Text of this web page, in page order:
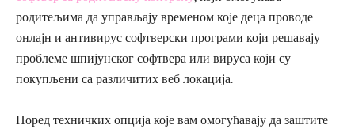
родитељима да управљају временом које деца проводе
онлајн и антивирус софтверски програми који решавају
проблеме шпијунског софтвера или вируса који су
покупљени са различитих веб локација.
Поред техничких опција које вам омогућавају да заштите